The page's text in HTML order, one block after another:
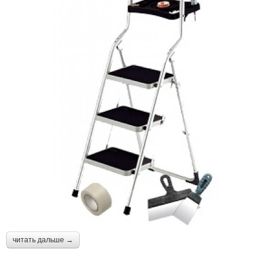
читать дальше →